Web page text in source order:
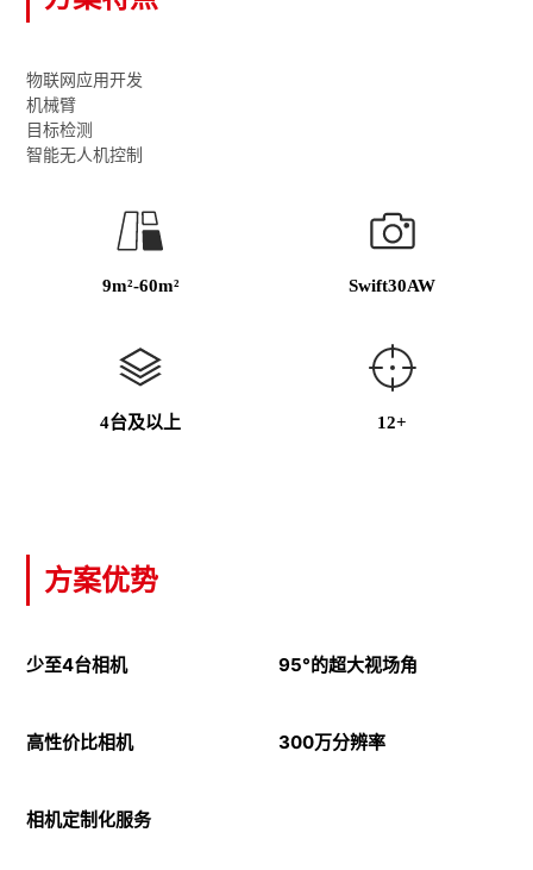
物联网应用开发
机械臂
目标检测
智能无人机控制
9m²-60m² Swift30AW
4台及以上
12+
方案优势
少至4台相机
95°的超大视场角
高性价比相机 300万分辨率
相机定制化服务